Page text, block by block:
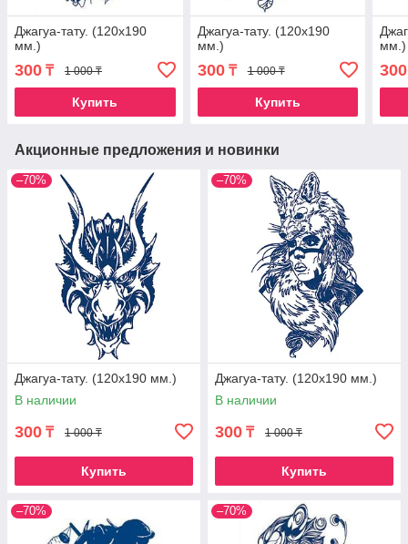
Джагуа-тату. (120х190
мм.)
300 ₸ 1 000 ₸
Купить
Джагуа-тату. (120х190
мм.)
300₸ 1 000 ₸
Купить
мм.)
300
Акционные предложения и новинки
–70%
Джагуа-тату. (120х190 мм.)
В наличии
300 ₸ 1 000 ₸
Купить
–70%
Джагуа-тату. (120х190 мм.)
В наличии
300 ₸ 1 000 ₸
Купить
–70% –70%